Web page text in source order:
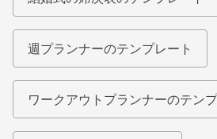
週プランナーのテンプレート
ワークアウトプランナーのテン